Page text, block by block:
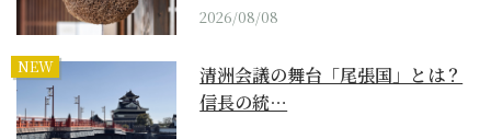
2026/08/08
NEW
清洲会議の舞台「尾張国」とは？
信長の統…